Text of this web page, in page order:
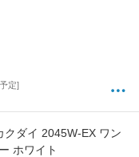
定]
クダイ 2045W-EX ワン
ホワイト